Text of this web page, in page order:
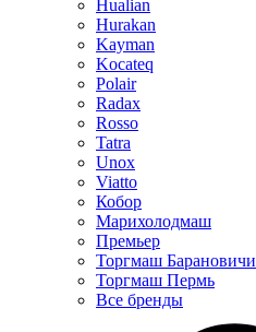
Hualian
Hurakan
Kayman
Kocateq
Polair
Radax
Rosso
Tatra
Unox
Viatto
Кобор
Марихолодмаш
Премьер
Торгмаш Барановичи
Торгмаш Пермь
Все бренды